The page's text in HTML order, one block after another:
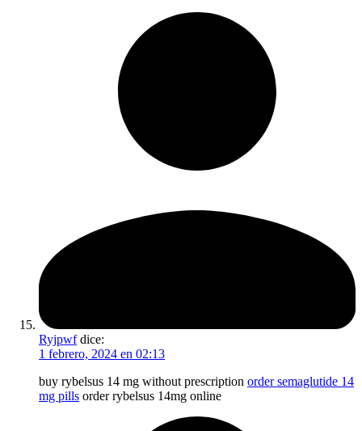
Ryjpwf dice:
1 febrero, 2024 en 02:13
buy rybelsus 14 mg without prescription order semaglutide 14
mg pills order rybelsus 14mg online